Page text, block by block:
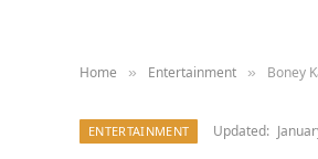
Home » Entertainment » Boney
ENTERTAINMENT Updated: